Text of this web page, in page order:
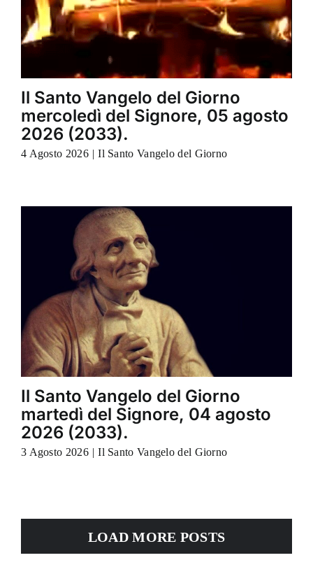
Il Santo Vangelo del Giorno
mercoledì del Signore, 05 agosto
2026 (2033).
4 Agosto 2026 | Il Santo Vangelo del Giorno
Il Santo Vangelo del Giorno
martedì del Signore, 04 agosto
2026 (2033).
3 Agosto 2026 | Il Santo Vangelo del Giorno
LOAD MORE POSTS